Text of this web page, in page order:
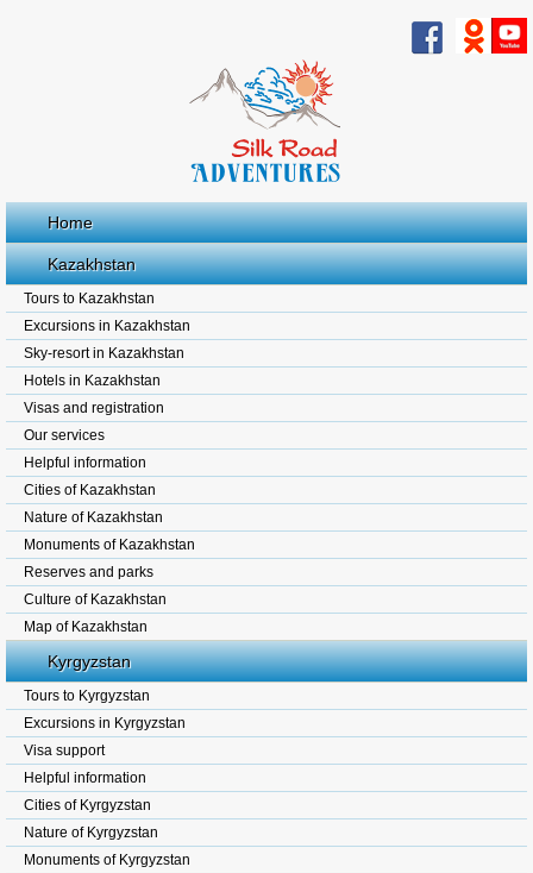
Home
Kazakhstan
Tours to Kazakhstan
Excursions in Kazakhstan
Sky-resort in Kazakhstan
Hotels in Kazakhstan
Visas and registration
Our services
Helpful information
Cities of Kazakhstan
Nature of Kazakhstan
Monuments of Kazakhstan
Reserves and parks
Culture of Kazakhstan
Map of Kazakhstan
Kyrgyzstan
Tours to Kyrgyzstan
Excursions in Kyrgyzstan
Visa support
Helpful information
Cities of Kyrgyzstan
Nature of Kyrgyzstan
Monuments of Kyrgyzstan